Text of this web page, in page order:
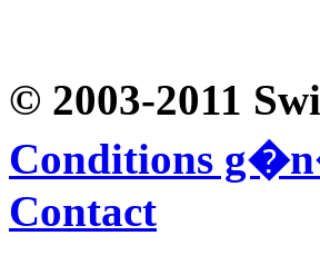
© 2003-2011
Conditions
Contact